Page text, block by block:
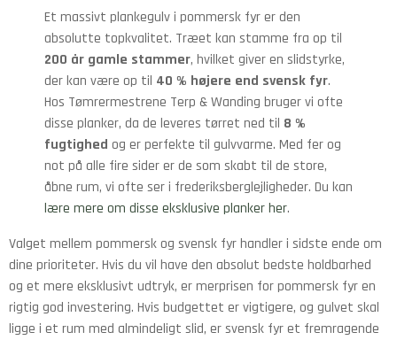
Et massivt plankegulv i pommersk fyr er den
absolutte topkvalitet. Træet kan stamme fra op til
200 år gamle stammer, hvilket giver en slidstyrke,
der kan være op til 40 % højere end svensk fyr.
Hos Tømrermestrene Terp & Wanding bruger vi ofte
disse planker, da de leveres tørret ned til 8 %
fugtighed og er perfekte til gulvvarme. Med fer og
not på alle fire sider er de som skabt til de store,
åbne rum, vi ofte ser i frederiksberglejligheder. Du kan
lære mere om disse eksklusive planker her.
Valget mellem pommersk og svensk fyr handler i sidste ende om
dine prioriteter. Hvis du vil have den absolut bedste holdbarhed
og et mere eksklusivt udtryk, er merprisen for pommersk fyr en
rigtig god investering. Hvis budgettet er vigtigere, og gulvet skal
ligge i et rum med almindeligt slid, er svensk fyr et fremragende